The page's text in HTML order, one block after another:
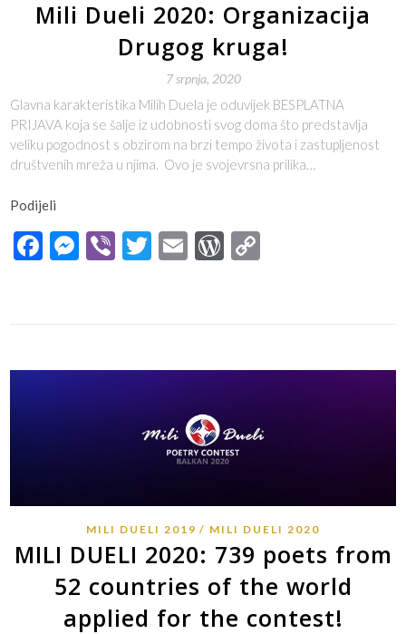
Mili Dueli 2020: Organizacija
Drugog kruga!
7 srpnja, 2020
Glavna karakteristika Milih Duela je oduvijek BESPLATNA
PRIJAVA koja se šalje iz udobnosti svog doma što predstavlja
veliku pogodnost s obzirom na brzi tempo života i zastupljenost
društvenih mreža u njima. Ovo je svojevrsna prilika…
Podijeli
Facebook
Messenger
ViberTwitter
EmailWordPress
MILI DUELI 2019 MILI DUELI 2020
MILI DUELI 2020: 739 poets from
52 countries of the world
applied for the contest!